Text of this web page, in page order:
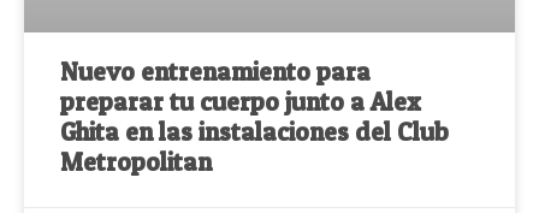
Nuevo entrenamiento para
preparar tu cuerpo junto a Alex
Ghita en las instalaciones del Club
Metropolitan